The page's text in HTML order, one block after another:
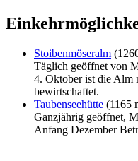
Stoibenmöseralm
Täglich geöffnet von
4. Oktober ist die Alm
bewirtschaftet.
Taubenseehütte (1165
Ganzjährig geöffnet,
Anfang Dezember